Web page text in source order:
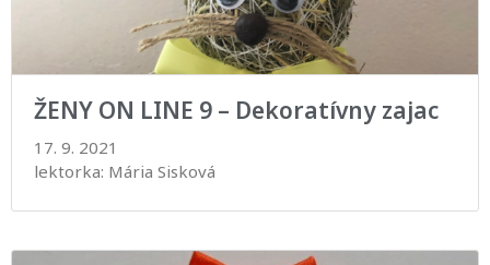
ŽENY ON LINE 9 – Dekoratívny zajac
17. 9. 2021
lektorka: Mária Sisková